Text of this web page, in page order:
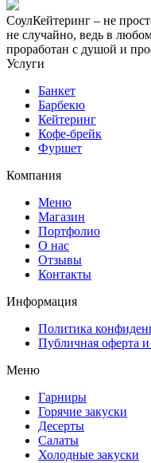
СоулКейтеринг – не
не случайно, ведь в
проработан с душой и
Услуги
Банкет
Барбекю
Кейтеринг
Кофе-брейк
Фуршет
Компания
Меню
Магазин
Портфолио
О нас
Отзывы
Контакты
Информация
Политика
Публичная оферта
Меню
Гарниры
Горячие закуски
Десерты
Салаты
Холодные закуски